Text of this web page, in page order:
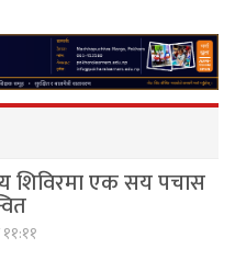
शिविरमा एक सय पचास